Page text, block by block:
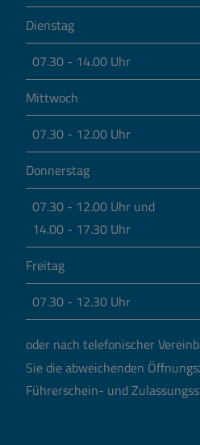
Dienstag
07.30 - 14.00 Uhr
Mittwoch
07.30 - 12.00 Uhr
Donnerstag
07.30 - 12.00 Uhr und
14.00 - 17.30 Uhr
Freitag
07.30 - 12.30 Uhr
oder nach telefonischer
Sie die abweichenden
Führerschein- und